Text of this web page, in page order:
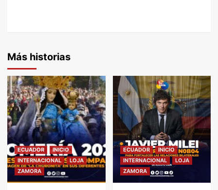
Más historias
ECUADOR
INICIO
INTERNACIONAL
LOJA
ZAMORA
ECUADOR
INICIO
INTERNACIONAL
LOJA
ZAMORA